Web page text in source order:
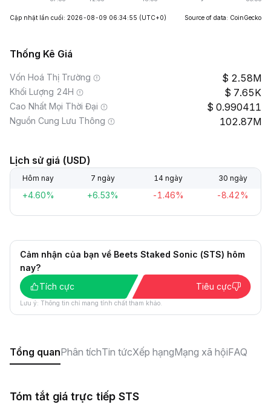
Cập nhật lần cuối: 2026-08-09 06:34:55 (UTC+0) Source of data: CoinGecko
Thống Kê Giá
Vốn Hoá Thị Trường 2.58M
Khối Lượng 24H 7.65K
Cao Nhất Mọi Thời Đại 0.990411
Nguồn Cung Lưu Thông 102.87M
Lịch sử giá (USD)
Hôm nay 7 ngày 14 ngày 30 ngày
+4.60% +6.53% -1.46% -8.42%
Cảm nhận của bạn về Beets Staked Sonic (STS) hôm
nay?
Tích cực
Tiêu cực
Lưu ý: Thông tin chỉ mang tính chất tham khảo.
Tổng quanPhân tíchTin tứcXếp hạngMạng xã hộiFAQ
Tóm tắt giá trực tiếp STS